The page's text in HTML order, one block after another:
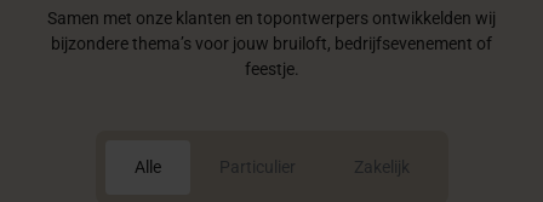
Samen met onze klanten en topontwerpers ontwikkelden wij
bijzondere thema’s voor jouw bruiloft, bedrijfsevenement of
feestje.
Alle Particulier Zakelijk